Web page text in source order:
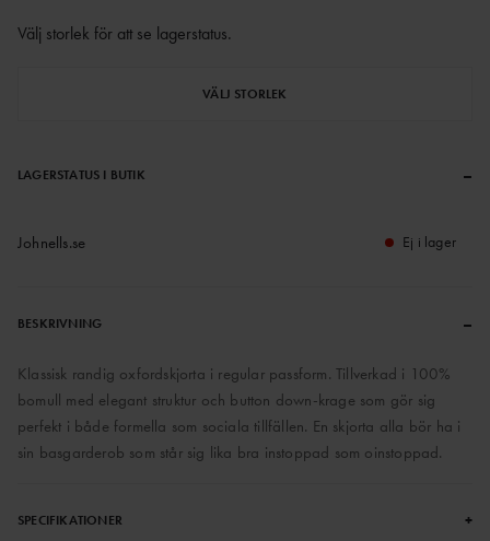
Välj storlek för att se lagerstatus.
VÄLJ STORLEK
LAGERSTATUS I BUTIK –
Johnells.se Ej i lager
BESKRIVNING –
Klassisk randig oxfordskjorta i regular passform. Tillverkad i 100%
bomull med elegant struktur och button down-krage som gör sig
perfekt i både formella som sociala tillfällen. En skjorta alla bör ha i
sin basgarderob som står sig lika bra instoppad som oinstoppad.
SPECIFIKATIONER +